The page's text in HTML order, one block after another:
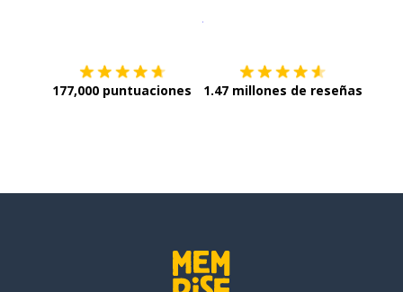
177,000 puntuaciones 1.47 millones de reseñas